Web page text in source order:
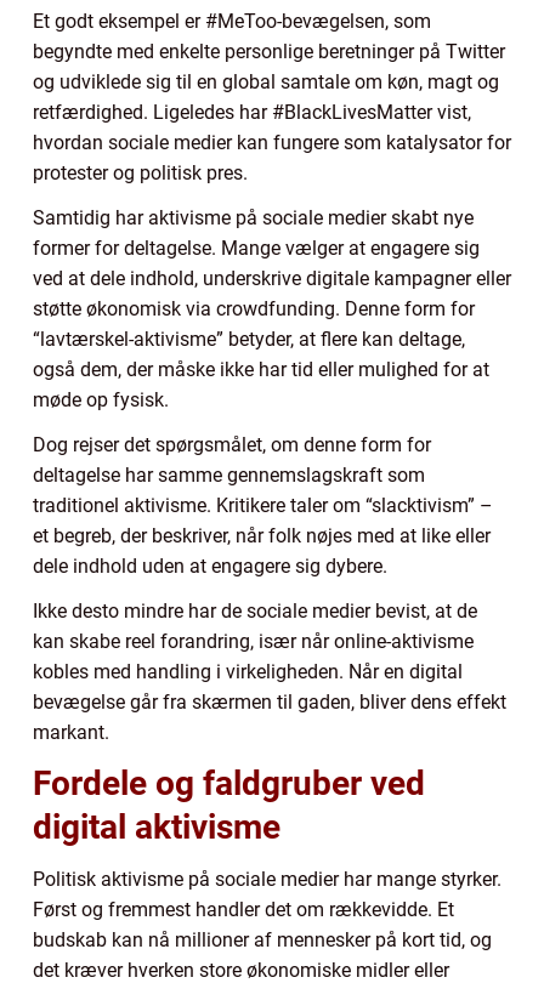
Et godt eksempel er #MeToo-bevægelsen, som
begyndte med enkelte personlige beretninger på Twitter
og udviklede sig til en global samtale om køn, magt og
retfærdighed. Ligeledes har #BlackLivesMatter vist,
hvordan sociale medier kan fungere som katalysator for
protester og politisk pres.
Samtidig har aktivisme på sociale medier skabt nye
former for deltagelse. Mange vælger at engagere sig
ved at dele indhold, underskrive digitale kampagner eller
støtte økonomisk via crowdfunding. Denne form for
“lavtærskel-aktivisme” betyder, at flere kan deltage,
også dem, der måske ikke har tid eller mulighed for at
møde op fysisk.
Dog rejser det spørgsmålet, om denne form for
deltagelse har samme gennemslagskraft som
traditionel aktivisme. Kritikere taler om “slacktivism” –
et begreb, der beskriver, når folk nøjes med at like eller
dele indhold uden at engagere sig dybere.
Ikke desto mindre har de sociale medier bevist, at de
kan skabe reel forandring, især når online-aktivisme
kobles med handling i virkeligheden. Når en digital
bevægelse går fra skærmen til gaden, bliver dens effekt
markant.
Fordele og faldgruber ved
digital aktivisme
Politisk aktivisme på sociale medier har mange styrker.
Først og fremmest handler det om rækkevidde. Et
budskab kan nå millioner af mennesker på kort tid, og
det kræver hverken store økonomiske midler eller